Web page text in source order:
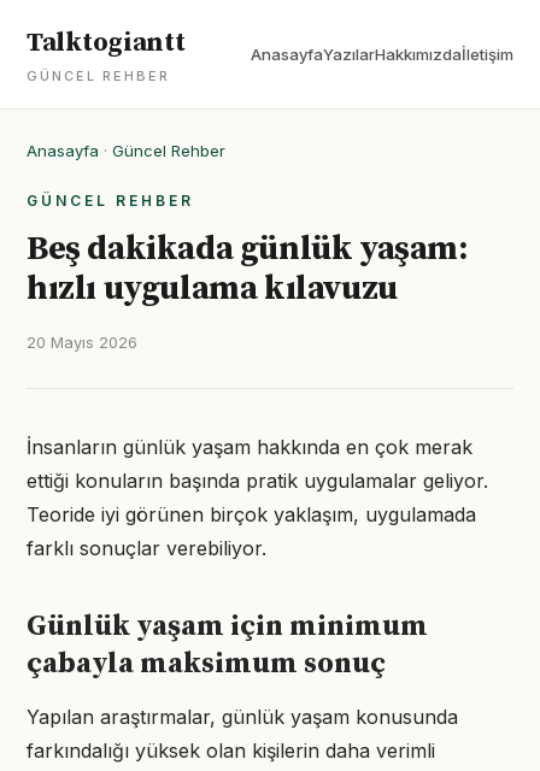
Talktogiantt
GÜNCEL REHBER
AnasayfaYazılarHakkımızdaİletişim
Anasayfa · Güncel Rehber
GÜNCEL REHBER
Beş dakikada günlük yaşam:
hızlı uygulama kılavuzu
20 Mayıs 2026
İnsanların günlük yaşam hakkında en çok merak
ettiği konuların başında pratik uygulamalar geliyor.
Teoride iyi görünen birçok yaklaşım, uygulamada
farklı sonuçlar verebiliyor.
Günlük yaşam için minimum
çabayla maksimum sonuç
Yapılan araştırmalar, günlük yaşam konusunda
farkındalığı yüksek olan kişilerin daha verimli